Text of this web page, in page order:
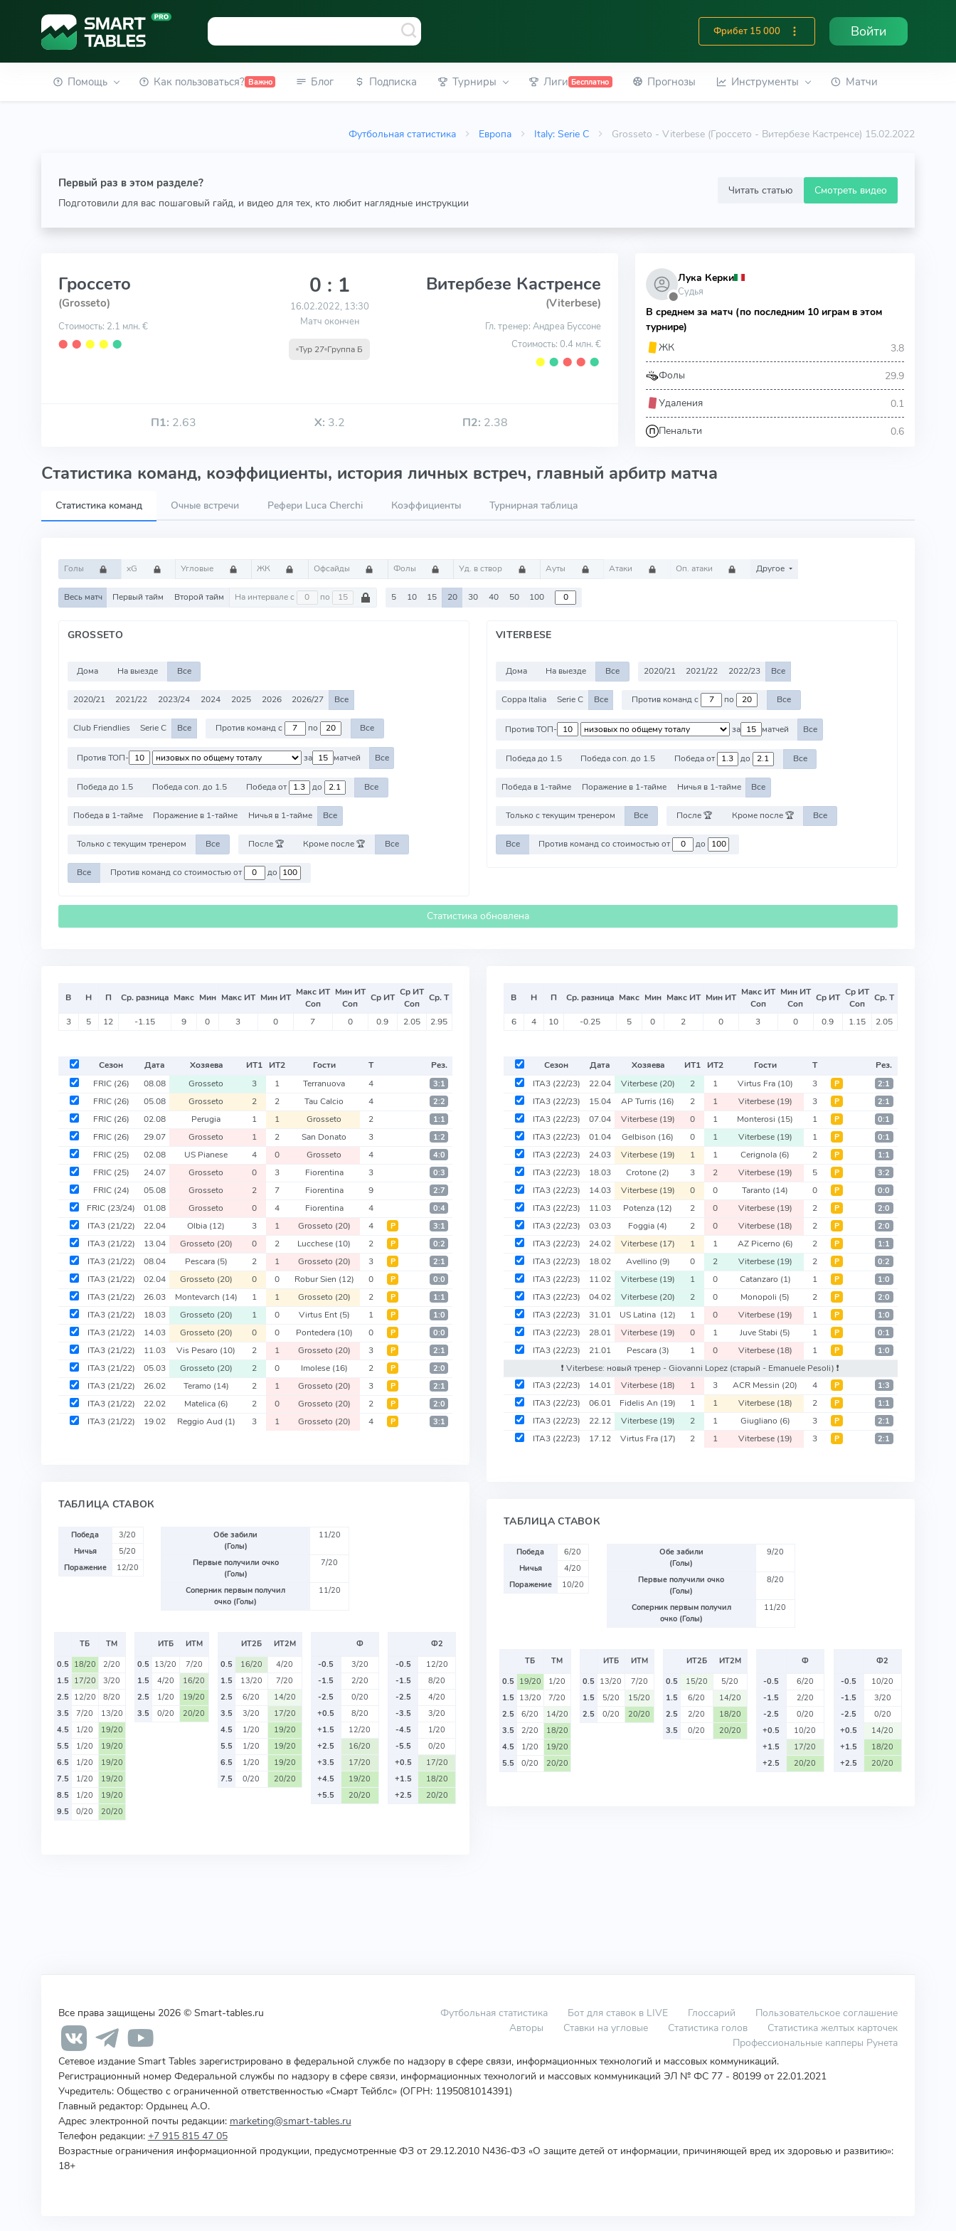
Фрибет 15 000 Войти
Помощь Как пользоваться? Важно Блог Подписка Турниры Лиги Бесплатно Прогнозы Инструменты Матчи
Футбольная статистика Европа Italy: Serie C Grosseto - Viterbese (Гроссето - Витербезе Кастренсе) 15.02.2022
Первый раз в этом разделе?
Подготовили для вас пошаговый гайд, и видео для тех, кто любит наглядные инструкции
Читать статью Смотреть видео
Гроссето
(Grosseto)
Стоимость: 2.1 млн. €
⬤ ⬤ ⬤ ⬤ ⬤
0 : 1
16.02.2022, 13:30
Матч окончен
Тур 27 Группа Б
Витербезе Кастренсе
(Viterbese)
Гл. тренер: Андреа Буссоне
Стоимость: 0.4 млн. €
⬤ ⬤ ⬤ ⬤ ⬤
П1: 2.63 Х: 3.2 П2: 2.38
⬤
Лука Керки
Судья
В среднем за матч (по последним 10 играм в этом
турнире)
ЖК
3.8
Фолы 29.9
Удаления 0.1
Пенальти 0.6
Статистика команд, коэффициенты, история личных встреч, главный арбитр матча
Статистика команд Очные встречи Рефери Luca Cherchi Коэффициенты Турнирная таблица
Голы xG Угловые ЖК Офсайды Фолы Уд. в створ Ауты Атаки Оп. атаки Другое
Весь матч Первый тайм Второй тайм На интервале с по 5 10 15 20 30 40 50 100
GROSSETO
Дома На выезде Все
2020/21 2021/22 2023/24 2024 2025 2026 2026/27 Все
Club Friendlies Serie C Все Против команд с по Все
Против ТОП- за матчей Все
Победа до 1.5 Победа соп. до 1.5 Победа от до Все
Победа в 1-тайме Поражение в 1-тайме Ничья в 1-тайме Все
Только с текущим тренером Все После 🏆 Кроме после 🏆 Все
Все Против команд со стоимостью от до
VITERBESE
Дома На выезде Все 2020/21 2021/22 2022/23 Все
Coppa Italia Serie C Все Против команд с по Все
Против ТОП- за матчей Все
Победа до 1.5 Победа соп. до 1.5 Победа от до Все
Победа в 1-тайме Поражение в 1-тайме Ничья в 1-тайме Все
Только с текущим тренером Все После 🏆 Кроме после 🏆 Все
Все Против команд со стоимостью от до
Статистика обновлена
В Н П Ср. разница Макс Мин Макс ИТ Мин ИТ Макс ИТ
Соп
Мин ИТ
Соп
Ср ИТ Ср ИТ
Соп
Ср. Т
3 5 12 -1.15 9 0 3 0 7 0 0.9 2.05 2.95
Сезон Дата Хозяева ИТ1 ИТ2 Гости Т
Рез.
FRIC (26) 08.08 Grosseto 3 1 Terranuova 4 3:1
FRIC (26) 05.08 Grosseto 2 2 Tau Calcio 4 2:2
FRIC (26) 02.08 Perugia 1 1 Grosseto 2 1:1
FRIC (26) 29.07 Grosseto 1 2 San Donato 3 1:2
FRIC (25) 02.08 US Pianese 4 0 Grosseto 4 4:0
FRIC (25) 24.07 Grosseto 0 3 Fiorentina 3 0:3
FRIC (24) 05.08 Grosseto 2 7 Fiorentina 9 2:7
FRIC (23/24) 01.08 Grosseto 0 4 Fiorentina 4 0:4
ITA3 (21/22) 22.04 Olbia (12) 3 1 Grosseto (20) 4 Р 3:1
ITA3 (21/22) 13.04 Grosseto (20) 0 2 Lucchese (10) 2 Р 0:2
ITA3 (21/22) 08.04 Pescara (5) 2 1 Grosseto (20) 3 Р 2:1
ITA3 (21/22) 02.04 Grosseto (20) 0 0 Robur Sien (12) 0 Р 0:0
ITA3 (21/22) 26.03 Montevarch (14) 1 1 Grosseto (20) 2 Р 1:1
ITA3 (21/22) 18.03 Grosseto (20) 1 0 Virtus Ent (5) 1 Р 1:0
ITA3 (21/22) 14.03 Grosseto (20) 0 0 Pontedera (10) 0 Р 0:0
ITA3 (21/22) 11.03 Vis Pesaro (10) 2 1 Grosseto (20) 3 Р 2:1
ITA3 (21/22) 05.03 Grosseto (20) 2 0 Imolese (16) 2 Р 2:0
ITA3 (21/22) 26.02 Teramo (14) 2 1 Grosseto (20) 3 Р 2:1
ITA3 (21/22) 22.02 Matelica (6) 2 0 Grosseto (20) 2 Р 2:0
ITA3 (21/22) 19.02 Reggio Aud (1) 3 1 Grosseto (20) 4 Р 3:1
ТАБЛИЦА СТАВОК
Победа
3/20
Ничья
5/20
Поражение
12/20
Обе забили
(Голы)
11/20
Первые получили очко
(Голы)
7/20
Соперник первым получил
очко (Голы)
11/20
ТБ
ТМ
0.5 18/20
2/20
1.5 17/20
3/20
2.5 12/20
8/20
3.5
7/20
13/20
4.5
1/20
19/20
5.5
1/20
19/20
6.5
1/20
19/20
7.5
1/20
19/20
8.5
1/20
19/20
9.5
0/20 20/20
ИТБ
ИТМ
0.5 13/20
7/20
1.5
4/20
16/20
2.5
1/20
19/20
3.5
0/20 20/20
ИТ2Б
ИТ2М
0.5
16/20
4/20
1.5
13/20
7/20
2.5
6/20
14/20
3.5
3/20
17/20
4.5
1/20
19/20
5.5
1/20
19/20
6.5
1/20
19/20
7.5
0/20 20/20
Ф
-0.5
3/20
-1.5
2/20
-2.5
0/20
+0.5
8/20
+1.5
12/20
+2.5
16/20
+3.5
17/20
+4.5
19/20
+5.5
20/20
Ф2
-0.5
12/20
-1.5
8/20
-2.5
4/20
-3.5
3/20
-4.5
1/20
-5.5
0/20
+0.5
17/20
+1.5
18/20
+2.5
20/20
В Н П Ср. разница Макс Мин Макс ИТ Мин ИТ Макс ИТ
Соп
Мин ИТ
Соп
Ср ИТ Ср ИТ
Соп
Ср. Т
6 4 10 -0.25 5 0 2 0 3 0 0.9 1.15 2.05
Сезон Дата Хозяева ИТ1 ИТ2 Гости Т
Рез.
ITA3 (22/23) 22.04 Viterbese (20) 2 1 Virtus Fra (10) 3 Р 2:1
ITA3 (22/23) 15.04 AP Turris (16) 2 1 Viterbese (19) 3 Р 2:1
ITA3 (22/23) 07.04 Viterbese (19) 0 1 Monterosi (15) 1 Р 0:1
ITA3 (22/23) 01.04 Gelbison (16) 0 1 Viterbese (19) 1 Р 0:1
ITA3 (22/23) 24.03 Viterbese (19) 1 1 Cerignola (6) 2 Р 1:1
ITA3 (22/23) 18.03 Crotone (2) 3 2 Viterbese (19) 5 Р 3:2
ITA3 (22/23) 14.03 Viterbese (19) 0 0 Taranto (14) 0 Р 0:0
ITA3 (22/23) 11.03 Potenza (12) 2 0 Viterbese (19) 2 Р 2:0
ITA3 (22/23) 03.03 Foggia (4) 2 0 Viterbese (18) 2 Р 2:0
ITA3 (22/23) 24.02 Viterbese (17) 1 1 AZ Picerno (6) 2 Р 1:1
ITA3 (22/23) 18.02 Avellino (9) 0 2 Viterbese (19) 2 Р 0:2
ITA3 (22/23) 11.02 Viterbese (19) 1 0 Catanzaro (1) 1 Р 1:0
ITA3 (22/23) 04.02 Viterbese (20) 2 0 Monopoli (5) 2 Р 2:0
ITA3 (22/23) 31.01 US Latina (12) 1 0 Viterbese (19) 1 Р 1:0
ITA3 (22/23) 28.01 Viterbese (19) 0 1 Juve Stabi (5) 1 Р 0:1
ITA3 (22/23) 21.01 Pescara (3) 1 0 Viterbese (18) 1 Р 1:0
❗️ Viterbese: новый тренер - Giovanni Lopez (старый - Emanuele Pesoli) ❗️
ITA3 (22/23) 14.01 Viterbese (18) 1 3 ACR Messin (20) 4 Р 1:3
ITA3 (22/23) 06.01 Fidelis An (19) 1 1 Viterbese (18) 2 Р 1:1
ITA3 (22/23) 22.12 Viterbese (19) 2 1 Giugliano (6) 3 Р 2:1
ITA3 (22/23) 17.12 Virtus Fra (17) 2 1 Viterbese (19) 3 Р 2:1
ТАБЛИЦА СТАВОК
Победа
6/20
Ничья
4/20
Поражение
10/20
Обе забили
(Голы)
9/20
Первые получили очко
(Голы)
8/20
Соперник первым получил
очко (Голы)
11/20
ТБ
ТМ
0.5 19/20
1/20
1.5 13/20
7/20
2.5
6/20
14/20
3.5
2/20
18/20
4.5
1/20
19/20
5.5
0/20 20/20
ИТБ
ИТМ
0.5 13/20
7/20
1.5
5/20
15/20
2.5
0/20 20/20
ИТ2Б
ИТ2М
0.5
15/20
5/20
1.5
6/20
14/20
2.5
2/20
18/20
3.5
0/20 20/20
Ф
-0.5
6/20
-1.5
2/20
-2.5
0/20
+0.5
10/20
+1.5
17/20
+2.5
20/20
Ф2
-0.5
10/20
-1.5
3/20
-2.5
0/20
+0.5
14/20
+1.5
18/20
+2.5
20/20
Все права защищены 2026 © Smart-tables.ru Футбольная статистика Бот для ставок в LIVE Глоссарий
Пользовательское соглашение
Авторы
Ставки на угловые Статистика голов
Статистика желтых карточек
Профессиональные капперы Рунета
Сетевое издание Smart Tables зарегистрировано в федеральной службе по надзору в сфере связи, информационных технологий и массовых коммуникаций.
Регистрационный номер Федеральной службы по надзору в сфере связи, информационных технологий и массовых коммуникаций ЭЛ № ФС 77 - 80199 от 22.01.2021
Учредитель: Общество с ограниченной ответственностью «Смарт Тейблс» (ОГРН: 1195081014391)
Главный редактор: Ордынец А.О.
Адрес электронной почты редакции: marketing@smart-tables.ru
Телефон редакции: +7 915 815 47 05
Возрастные ограничения информационной продукции, предусмотренные ФЗ от 29.12.2010 N436-ФЗ «О защите детей от информации, причиняющей вред их здоровью и развитию»:
18+